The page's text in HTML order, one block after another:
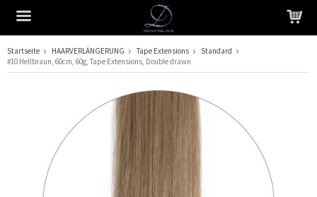
Das Produkt wurde in Ihren Warenkorb gelegt
Startseite HAARVERLÄNGERUNG Tape Extensions
Standard
#10 Hellbraun, 60cm, 60g, Tape Extensions, Double drawn